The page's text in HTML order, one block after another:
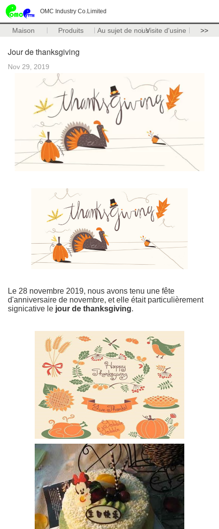
OMC Industry Co.Limited
Maison Produits Au sujet de nousVisite d'usine >>
Jour de thanksgiving
Nov 29, 2019
Le 28 novembre 2019, nous avons tenu une fête
d'anniversaire de novembre, et elle était particulièrement
signicative le jour de thanksgiving.